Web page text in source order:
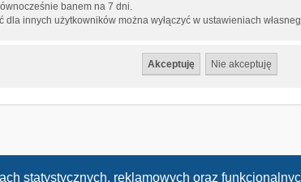
statystycznych, reklamowych oraz
banem na 7 dni.
innych użytkowników można wyłączyć w ustawieniach